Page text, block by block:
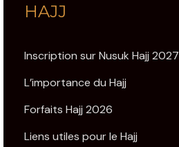
HAJJ
Inscription sur Nusuk Hajj 2027
L’importance du Hajj
Forfaits Hajj 2026
Liens utiles pour le Hajj